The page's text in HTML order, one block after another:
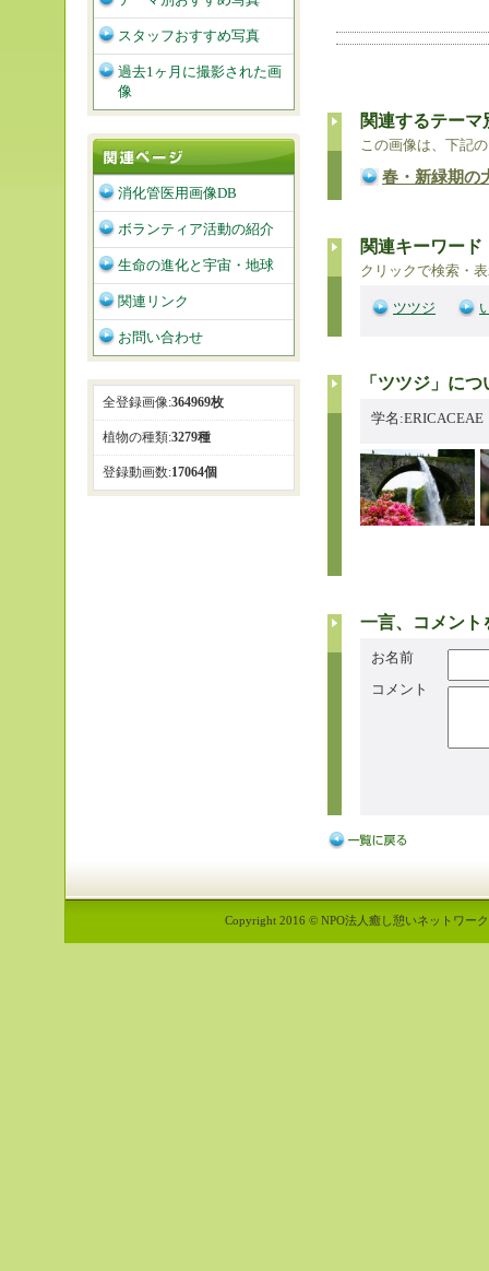
関連するテーマ
この画像は、下記
春・新緑期の
関連キーワード
クリックで検索・
ツツジ
「ツツジ」につ
学名:ERICACEAE
一言、コメント
お名前
コメント
スタッフおすすめ写真
過去1ヶ月に撮影された画
像
消化管医用画像DB
ボランティア活動の紹介
生命の進化と宇宙・地球
関連リンク
お問い合わせ
全登録画像:364969枚
植物の種類:3279種
登録動画数:17064個
Copyright 2016 © NPO法人癒し憩いネットワー